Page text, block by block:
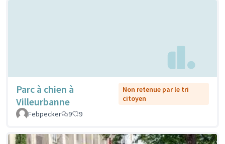
Parc à chien à
Villeurbanne
Non retenue par le tri
citoyen
Febpecker
9 9